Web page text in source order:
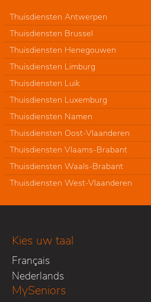
Thuisdiensten Antwerpen
Thuisdiensten Brussel
Thuisdiensten Henegouwen
Thuisdiensten Limburg
Thuisdiensten Luik
Thuisdiensten Luxemburg
Thuisdiensten Namen
Thuisdiensten Oost-Vlaanderen
Thuisdiensten Vlaams-Brabant
Thuisdiensten Waals-Brabant
Thuisdiensten West-Vlaanderen
Kies uw taal
Français
Nederlands
MySeniors